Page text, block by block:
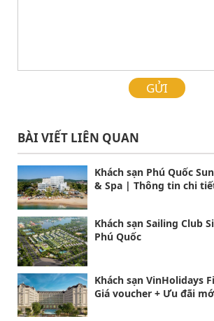
GỬI
BÀI VIẾT LIÊN QUAN
Khách sạn Phú Quốc
& Spa | Thông tin chi
Khách sạn Sailing Club
Phú Quốc
Khách sạn VinHolidays
Giá voucher + Ưu đãi